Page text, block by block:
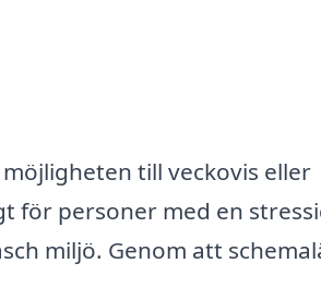
till veckovis eller
för personer med en
miljö. Genom att